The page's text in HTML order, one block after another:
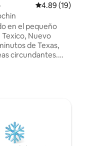
Calificación
4.89 (19)
en el pequeño
Nuevo
de Texas,
circundantes.
estudio
ubicado en un
cama tamaño
de estar, una